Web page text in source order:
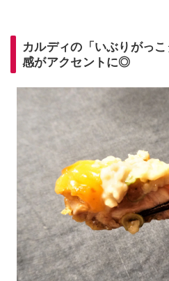
カルディの「いぶりがっ
感がアクセントに◎